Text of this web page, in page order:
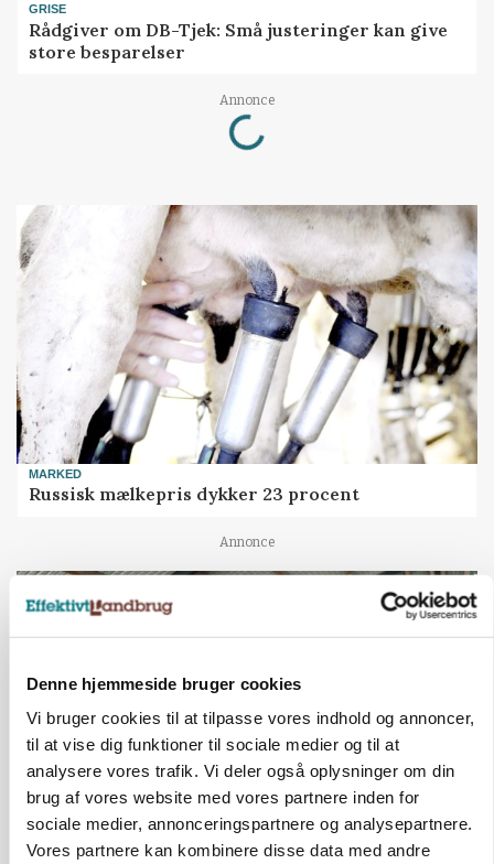
Denne hjemmeside bruger cookies
Vi bruger cookies til at tilpasse vores indhold og annoncer,
til at vise dig funktioner til sociale medier og til at
analysere vores trafik. Vi deler også oplysninger om din
brug af vores website med vores partnere inden for
sociale medier, annonceringspartnere og analysepartnere.
Vores partnere kan kombinere disse data med andre
GRISE
Rådgiver om DB-Tjek: Små justeringer kan give
store besparelser
Annonce
Loading...
MARKED
Russisk mælkepris dykker 23 procent
Annonce